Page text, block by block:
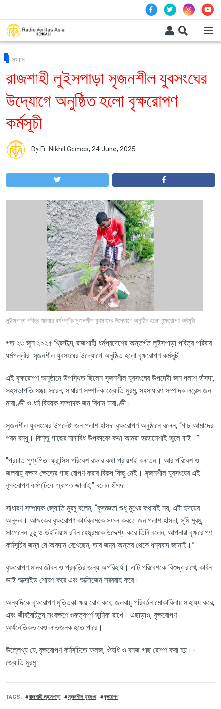
সংবাদ
রাজশাহী লুইসপাড়া সৃজনশীল যুবসংঘের
উদ্যোগে অনুষ্ঠিত হলো বৃক্ষরোপণ
কর্মসূচী
By Fr. Nikhil Gomes, 24 June, 2025
লুইসপাড়া পবিত্র পরিবার ধর্মপল্লীর সৃজনশীল যুবসংঘের উদ্যোগে অনুষ্ঠিত হলো বৃক্ষরোপণ কর্মসূচী
গত ২৩ জুন ২০২৫ খ্রিস্টাব্দ, রাজশাহী ধর্মপ্রদেশের অন্তর্গত লুইসপাড়া পবিত্র পরিবার
ধর্মপল্লীর সৃজনশীল যুবসংঘের উদ্যোগে অনুষ্ঠিত হলো বৃক্ষরোপণ কর্মসূচী।
এই বৃক্ষরোপণ অনুষ্ঠানে উপস্থিত ছিলেন সৃজনশীল যুবসংঘের উপদেষ্টা জন পলাশ হাঁসদা,
সহসভাপতি সঞ্জয় সরেন, সাধারণ সম্পাদক জ্যোতি মুরমু, সহসাধারণ সম্পাদক লরেন্স জন
মারাণ্ডী ও ধর্ম বিষয়ক সম্পাদক জন বিধান মারাণ্ডী।
সৃজনশীল যুবসংঘের উপদেষ্টা জন পলাশ হাঁসদা বৃক্ষরোপণ অনুষ্ঠানে বলেন, “গাছ আমাদের
পরম বন্ধু। কিন্তু গাছের নানাবিধ উপকারের কথা আমরা হরহামেশাই ভুলে যাই। ”
“প্রয়াত পুণ্যপিতা ফ্রান্সিস পরিবেশ রক্ষার কথা প্রায়শই বলতেন। আর পরিবেশ ও
জলবায়ু রক্ষার ক্ষেত্রে গাছ রোপণ করার বিকল্প কিছু নেই। সৃজনশীল যুবসংঘের এই
বৃক্ষরোপণ কর্মসূচিকে স্বাগত জানাই,” বলেন হাঁসদা।
সাধারণ সম্পাদক জ্যোতি মুরমু বলেন, “কৃতজ্ঞতা শুধু মুখের কথায়ই নয়, এটা হৃদয়ের
অনুভব। আজকের বৃক্ষরোপণ কার্যক্রমকে সফল করতে জন পলাশ হাঁসদা, সুমি মুরমু,
সাগেনেন টুডু ও উইলিয়াম রবিন হেম্ব্রমকে উদ্দেশ্য করে তিনি বলেন, আপনারা বৃক্ষরোপণ
কর্মসূচির জন্য যে অবদান রেখেছেন,তার জন্য অন্তর থেকে ধন্যবাদ জানাই। ”
বৃক্ষরোপণ মানব জীবন ও প্রকৃতির জন্য অপরিহার্য। এটি পরিবেশকে বিশুদ্ধ রাখে, কার্বন
ডাই অক্সাইড শোষণ করে এবং অক্সিজেন সরবরাহ করে।
অন্যদিকে বৃক্ষরোপণ মৃত্তিকা ক্ষয় রোধ করে, জলবায়ু পরিবর্তন মোকাবিলায় সাহায্য করে,
এবং জীববৈচিত্র্য সংরক্ষণে গুরুত্বপূর্ণ ভূমিকা রাখে। এছাড়াও, বৃক্ষরোপণ
অর্থনৈতিকভাবেও লাভজনক হতে পারে।
উল্লেখ্য যে, বৃক্ষরোপণ কর্মসূচিতে ফলজ, ঔষধি ও বনজ গাছ রোপণ করা হয়। -
জ্যোতি মুরমু
TAGS রাজশাহী লুইসপাড়া সৃজনশীল যুবসংঘ বৃক্ষরোপণ